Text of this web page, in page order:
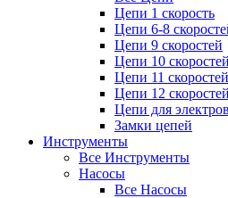
Цепи 1 скорость
Цепи 6-8
Цепи 9 скоростей
Цепи 10 скоростей
Цепи 11 скоростей
Цепи 12 скоростей
Цепи для
Замки цепей
Инструменты
Все Инструменты
Насосы
Все Насосы